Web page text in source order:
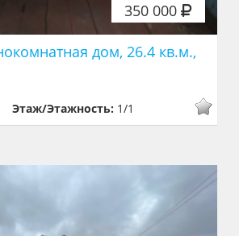
350 000
дом, 26.4 кв.м.,
Этаж/Этажность: 1/1